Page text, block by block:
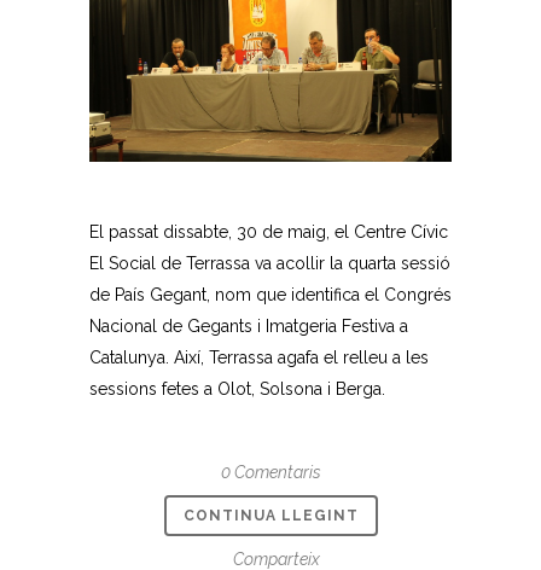
El passat dissabte, 30 de maig, el Centre Cívic
El Social de Terrassa va acollir la quarta sessió
de País Gegant, nom que identifica el Congrés
Nacional de Gegants i Imatgeria Festiva a
Catalunya. Així, Terrassa agafa el relleu a les
sessions fetes a Olot, Solsona i Berga.
0 Comentaris
CONTINUA LLEGINT
Comparteix